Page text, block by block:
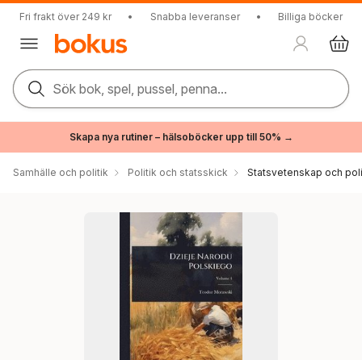
Fri frakt över 249 kr • Snabba leveranser • Billiga böcker
Sök bok, spel, pussel, penna...
Skapa nya rutiner – hälsoböcker upp till 50% →
Samhälle och politik Politik och statsskick Statsvetenskap och